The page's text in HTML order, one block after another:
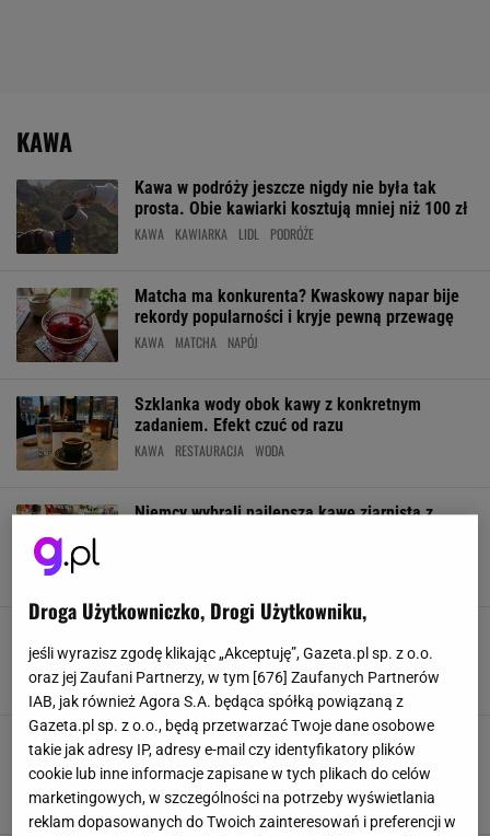
KAWA
Kawa w podróży jeszcze nigdy nie była tak
prosta. Obie kawiarki kosztują mniej niż 100 zł
KAWA KAWIARKA LIDL PODRÓŻE
Matcha ma konkurenta? Kwaskowy napar bije
rekordy popularności i kryje pewną przewagę
KAWA MATCHA NAPÓJ
Szklanka wody obok kawy z konkretnym
zadaniem. Efekt czuć od razu
KAWA RESTAURACJA WODA
Niemcy wybrali najlepszą kawę ziarnistą z
najczęstsze przyczyny
CZYSZCZENIE EKSPRESY DO KAWY KAWA
Dubajska kawiarnia serwuje najdroższą kawę
świata. Egzotyczne ziarna Gejszy biją cenowe
rekordy
DUBAJ KAWA KSIĘGA REKORDÓW GUINNESSA NEWS
Droga Użytkowniczko, Drogi Użytkowniku,
jeśli wyrazisz zgodę klikając „Akceptuję”, Gazeta.pl sp. z o.o.
oraz jej Zaufani Partnerzy, w tym [ 676 ] Zaufanych Partnerów
IAB, jak również Agora S.A. będąca spółką powiązaną z
Gazeta.pl sp. z o.o., będą przetwarzać Twoje dane osobowe
takie jak adresy IP, adresy e-mail czy identyfikatory plików
cookie lub inne informacje zapisane w tych plikach do celów
marketingowych, w szczególności na potrzeby wyświetlania
reklam dopasowanych do Twoich zainteresowań i preferencji w